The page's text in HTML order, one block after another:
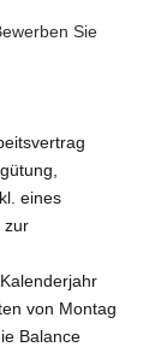
Sie
eines
zur
von Montag
Balance